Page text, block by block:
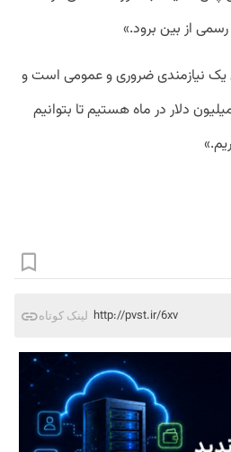
از بین برود.»
یک نیازمندی ضروری و عمومی است و
حداقل نیازمند ۱۵۰ تا ۱۷۰ میلیون دلار در ماه هستیم تا بتوانیم
لینک کوتاه http://pvst.ir/6xv